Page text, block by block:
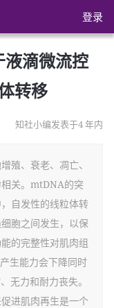
登录
滴微流控
转移
知社小编发表于4 年内
殖、衰老、凋亡、
关。mtDNA的突
自发性的线粒体转
胞之间发生，以保
的完整性对肌肉组
生能力会下降同时
无力和耐力丧失。
进肌肉再生是一个